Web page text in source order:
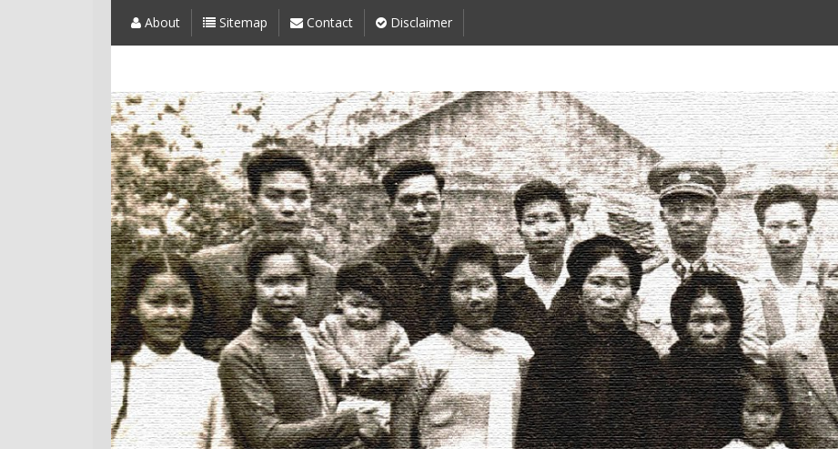
About Sitemap Contact Disclaimer